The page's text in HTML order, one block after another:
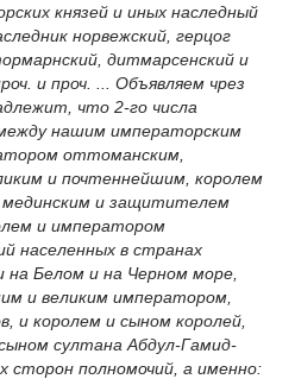
князей и иных наследный
норвежский, герцог
дитмарсенский и
и проч. ... Объявляем чрез
что 2-го числа
нашим императорским
оттоманским,
и почтеннейшим, королем
и защитителем
и императором
населенных в странах
на Белом и на Черном море,
и великим императором,
и королем и сыном королей,
султана Абдул-Гамид-
сторон полномочий, а именно: